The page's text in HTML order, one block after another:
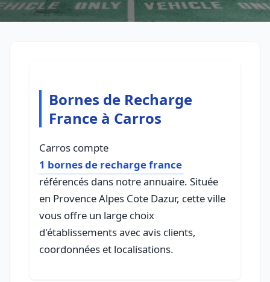
Bornes de Recharge
France à Carros
Carros compte
1 bornes de recharge france
référencés dans notre annuaire. Située
en Provence Alpes Cote Dazur, cette ville
vous offre un large choix
d'établissements avec avis clients,
coordonnées et localisations.